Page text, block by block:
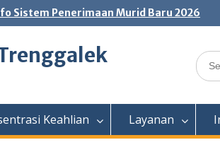
Sistem Penerimaan Murid Baru 2026
Search
for:
Keahlian Layanan